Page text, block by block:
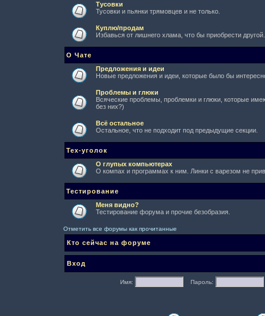
Тусовки
Тусовки и пьянки трямовцев и не только.
Куплю/продам
Избавься от лишнего хлама, что бы приобрести другой.
О Чате
Предложения и идеи
Новые предложения и идеи, которые было бы
Проблемы и глюки
Всяческие проблемы, проблемки и глюки, которые
без них?)
Всё остальное
Остальное, что не подходит под предыдущие секции.
Тех-уголок
О глупых компьютерах
О компах и программах к ним. Линки с варезом не
Тестирование
Меня видно?
Тестирование форума и прочие безобразия.
Отметить все форумы как прочитанные
Кто сейчас на форуме
Вход
Имя: Пароль: